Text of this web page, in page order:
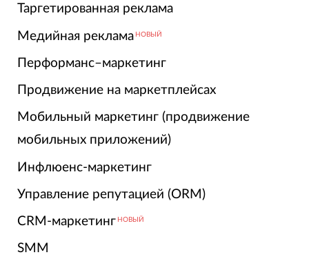
Таргетированная реклама
Медийная реклама НОВЫЙ
Перформанс–маркетинг
Продвижение на маркетплейсах
Мобильный маркетинг (продвижение
мобильных приложений)
Инфлюенс-маркетинг
Управление репутацией (ORM)
CRM-маркетинг НОВЫЙ
SMM